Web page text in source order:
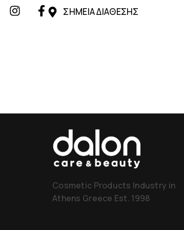
ΣΗΜΕΙΑ ΔΙΑΘΕΣΗΣ
Cosmetic Products Industry in
Athens Greece Est. 1998